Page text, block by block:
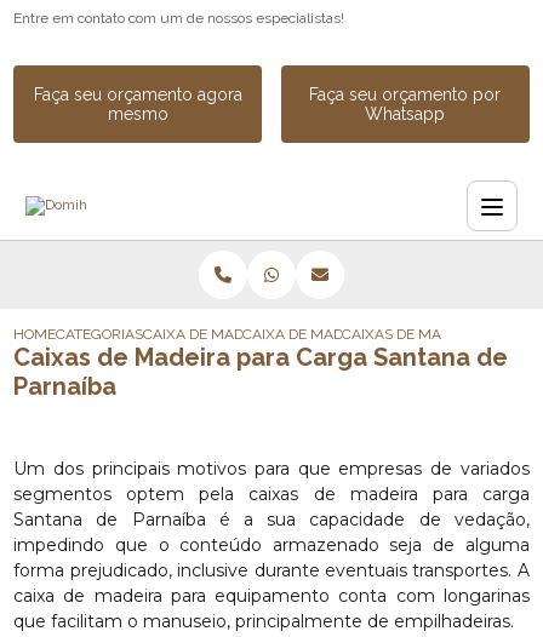
Entre em contato com um de nossos especialistas!
Faça seu orçamento agora
mesmo
Faça seu orçamento por
Whatsapp
HOMECATEGORIASCAIXA DE MADEIRACAIXA DE MADEIRA PARA EQUIPAMENTOS
CAIXAS DE MADEIRA PARA
Caixas de Madeira para Carga Santana de
Parnaíba
Um dos principais motivos para que empresas de variados
segmentos optem pela caixas de madeira para carga
Santana de Parnaíba é a sua capacidade de vedação,
impedindo que o conteúdo armazenado seja de alguma
forma prejudicado, inclusive durante eventuais transportes. A
caixa de madeira para equipamento conta com longarinas
que facilitam o manuseio, principalmente de empilhadeiras.